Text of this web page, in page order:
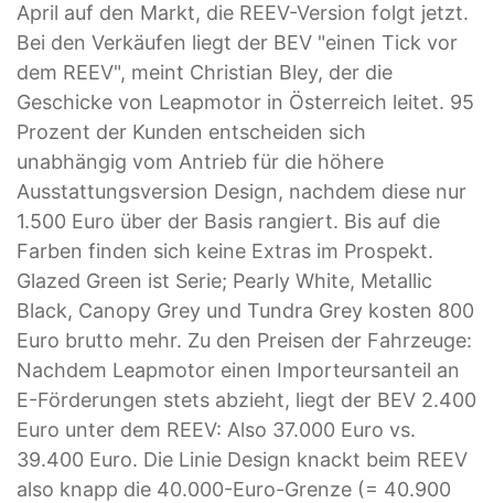
April auf den Markt, die REEV-Version folgt jetzt.
Bei den Verkäufen liegt der BEV "einen Tick vor
dem REEV", meint Christian Bley, der die
Geschicke von Leapmotor in Österreich leitet. 95
Prozent der Kunden entscheiden sich
unabhängig vom Antrieb für die höhere
Ausstattungsversion Design, nachdem diese nur
1.500 Euro über der Basis rangiert. Bis auf die
Farben finden sich keine Extras im Prospekt.
Glazed Green ist Serie; Pearly White, Metallic
Black, Canopy Grey und Tundra Grey kosten 800
Euro brutto mehr. Zu den Preisen der Fahrzeuge:
Nachdem Leapmotor einen Importeursanteil an
E-Förderungen stets abzieht, liegt der BEV 2.400
Euro unter dem REEV: Also 37.000 Euro vs.
39.400 Euro. Die Linie Design knackt beim REEV
also knapp die 40.000-Euro-Grenze (= 40.900